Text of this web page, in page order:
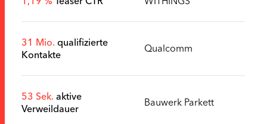
31 Mio. qualifizierte
Kontakte
Qualcomm
53 Sek. aktive
Verweildauer
Bauwerk Parkett